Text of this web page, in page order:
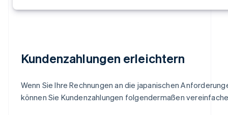
Kundenzahlungen erleichtern
Wenn Sie Ihre Rechnungen an die japanischen
können Sie Kundenzahlungen folgendermaßen